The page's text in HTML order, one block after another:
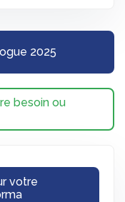
2025
besoin ou
votre